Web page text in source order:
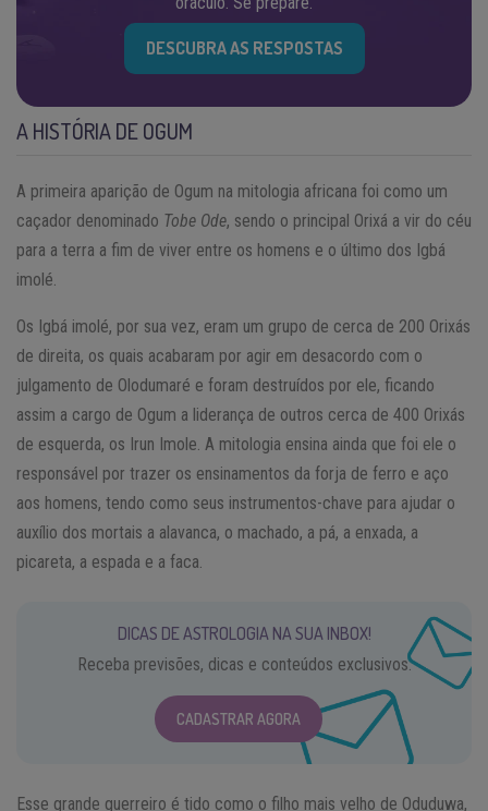
DESCUBRA AS RESPOSTAS
A HISTÓRIA DE OGUM
A primeira aparição de Ogum na mitologia africana foi como um
caçador denominado Tobe Ode, sendo o principal Orixá a vir do céu
para a terra a fim de viver entre os homens e o último dos Igbá
imolé.
Os Igbá imolé, por sua vez, eram um grupo de cerca de 200 Orixás
de direita, os quais acabaram por agir em desacordo com o
julgamento de Olodumaré e foram destruídos por ele, ficando
assim a cargo de Ogum a liderança de outros cerca de 400 Orixás
de esquerda, os Irun Imole. A mitologia ensina ainda que foi ele o
responsável por trazer os ensinamentos da forja de ferro e aço
aos homens, tendo como seus instrumentos-chave para ajudar o
auxílio dos mortais a alavanca, o machado, a pá, a enxada, a
picareta, a espada e a faca.
DICAS DE ASTROLOGIA NA SUA INBOX!
Receba previsões, dicas e conteúdos exclusivos.
CADASTRAR AGORA
Esse grande guerreiro é tido como o filho mais velho de Oduduwa,